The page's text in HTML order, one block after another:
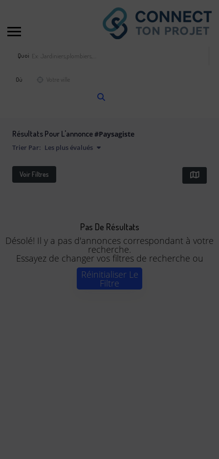
Quoi
Où
Résultats Pour L'annonce#paysagiste
Trier Par: Les plus évalués
Voir Filtres
Pas De Résultats
Désolé! Il y a pas d'annonces correspondant à votre
recherche.
Essayez de changer vos filtres de recherche ou
Réinitialiser Le
Filtre